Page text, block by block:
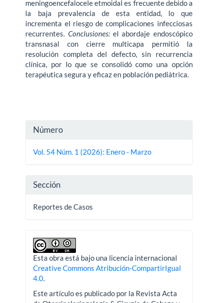
meningoencefalocele etmoidal es frecuente debido a
la baja prevalencia de esta entidad, lo que
incrementa el riesgo de complicaciones infecciosas
recurrentes. Conclusiones: el abordaje endoscópico
transnasal con cierre multicapa permitió la
resolución completa del defecto, sin recu­rrencia
clínica, por lo que se consolidó como una opción
terapéutica segura y eficaz en población pediátrica.
Detalles
del
Número
Vol. 54 Núm. 1 (2026): Enero - Marzo
Sección
Reportes de Casos
Esta obra está bajo una licencia internacional
Creative Commons Atribución-CompartirIgual
4.0
Este artículo es publicado por la Revista Acta